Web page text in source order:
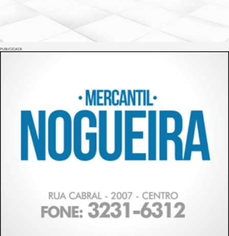
PUBLICIDADE